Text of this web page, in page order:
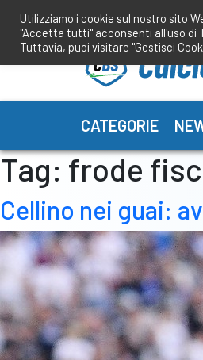
contenuto
CATEGORIE
Tag: frode
Cellino nei guai:
Utilizziamo i cookie sul nostro sito
"Accetta tutti" acconsenti all'uso di
Tuttavia, puoi visitare "Gestisci